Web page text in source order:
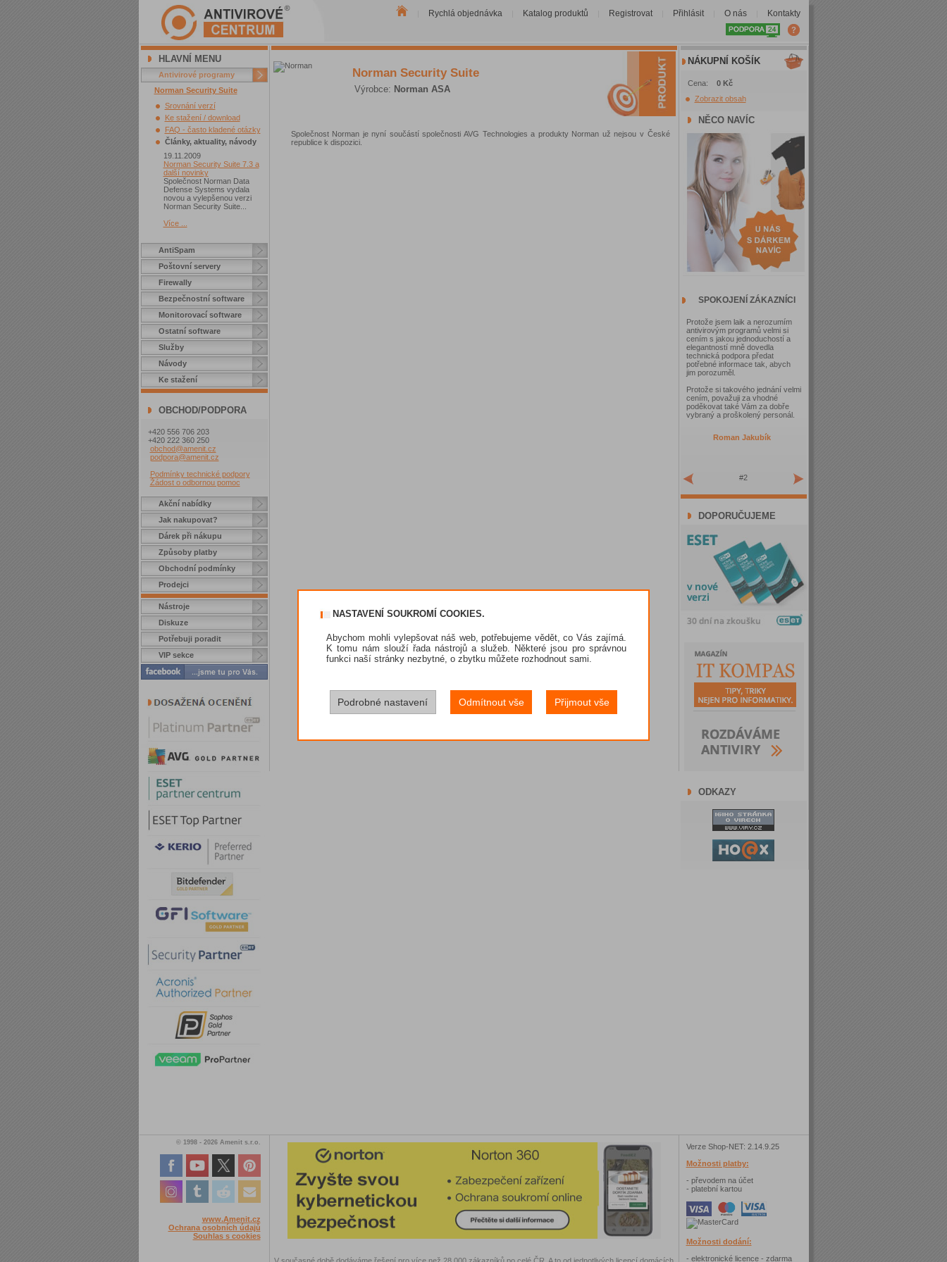
Rychlá objednávka Katalog produktů Registrovat Přihlásit O nás Kontakty
HLAVNÍ MENU
Antivirové programy
Norman Security Suite
Srovnání verzí
Ke stažení / download
FAQ - často kladené otázky
Články, aktuality, návody
19.11.2009
Norman Security Suite 7.3 a
další novinky
Společnost Norman Data
Defense Systems vydala
novou a vylepšenou verzi
Norman Security Suite...
Více ...
AntiSpam
Poštovní servery
Firewally
Bezpečnostní software
Monitorovací software
Ostatní software
Služby
Návody
Ke stažení
OBCHOD/PODPORA
+420 556 706 203
+420 222 360 250
obchod@amenit.cz
podpora@amenit.cz
Podmínky technické podpory
Žádost o odbornou pomoc
Akční nabídky
Jak nakupovat?
Dárek při nákupu
Způsoby platby
Obchodní podmínky
Prodejci
Nástroje
Diskuze
Potřebuji poradit
VIP sekce
Norman Security Suite
Výrobce: Norman ASA
Společnost Norman je nyní součástí společnosti AVG Technologies a produkty Norman už nejsou v České
republice k dispozici.
NÁKUPNÍ KOŠÍK
Cena: 0 Kč
Zobrazit obsah
NĚCO NAVÍC
SPOKOJENÍ ZÁKAZNÍCI
Protože jsem laik a nerozumím
antivirovým programů velmi si
cením s jakou jednoduchostí a
elegantností mně dovedla
technická podpora předat
potřebné informace tak, abych
jim porozuměl.
Protože si takového jednání velmi
cením, považuji za vhodné
poděkovat také Vám za dobře
vybraný a proškolený personál.
Roman Jakubík
#2
DOPORUČUJEME
ODKAZY
© 1998 - 2026 Amenit s.r.o.
www.Amenit.cz
Ochrana osobních údajů
Souhlas s cookies
Verze Shop-NET: 2.14.9.25
Možnosti platby:
- převodem na účet
- platební kartou
Možnosti dodání:
- elektronické licence - zdarma
NASTAVENÍ SOUKROMÍ COOKIES.
Abychom mohli vylepšovat náš web, potřebujeme vědět, co Vás zajímá.
K tomu nám slouží řada nástrojů a služeb. Některé jsou pro správnou
funkci naší stránky nezbytné, o zbytku můžete rozhodnout sami.
Podrobné nastavení Odmítnout vše Přijmout vše